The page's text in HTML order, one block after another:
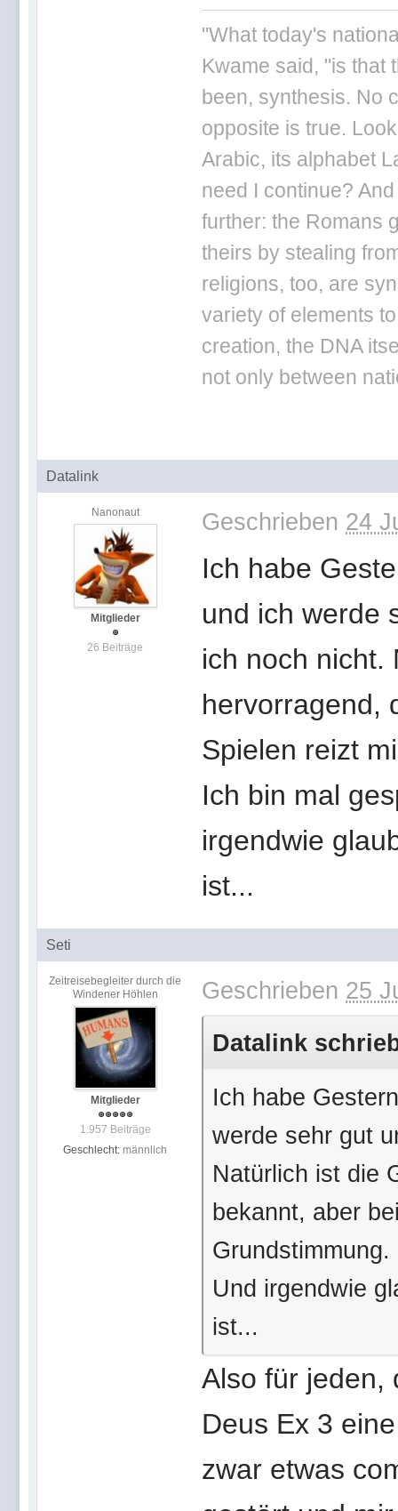
"What today's
Kwame said, "is that
been, synthesis. No
opposite is true.
Arabic, its alphabet
need I continue?
further: the Romans
theirs by stealing
religions, too, are
variety of elements
creation, the DNA
not only between
Datalink
Nanonaut
Mitglieder
26 Beiträge
Geschrieben 24
Ich habe
und ich werde
ich noch nicht.
hervorragend,
Spielen reizt
Ich bin mal
irgendwie
ist...
Seti
Zeitreisebegleiter durch die
Windener Höhlen
Mitglieder
1.957 Beiträge
Geschlecht: männlich
Geschrieben 25
Datalink
Ich habe
werde sehr gut
Natürlich ist die
bekannt, aber
Und irgendwie
ist...
Also für jeden,
Deus Ex 3
zwar etwas